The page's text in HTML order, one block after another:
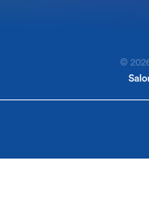
©